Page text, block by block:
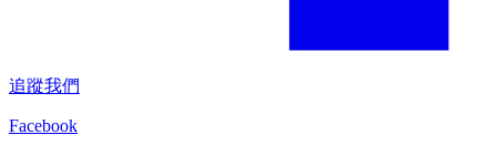
追蹤我們
Facebook